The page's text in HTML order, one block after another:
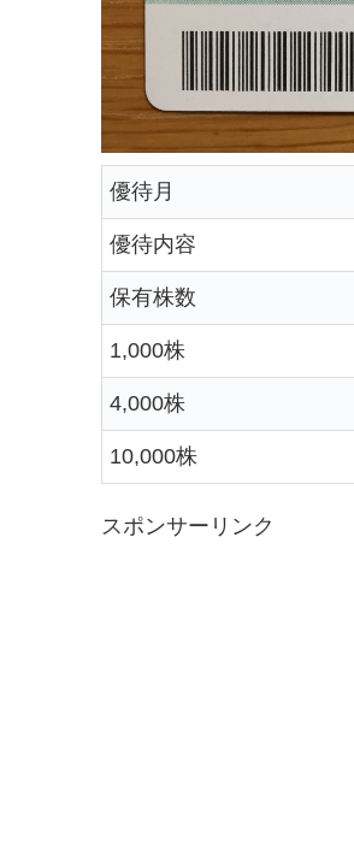
優待月
優待内容
保有株数
1,000株
4,000株
10,000株
スポンサーリンク